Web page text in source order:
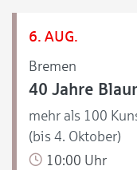
6. AUG.
Bremen
40 Jahre
mehr als 100
(bis 4. Oktober)
10:00 Uhr